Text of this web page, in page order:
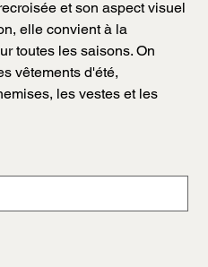
et son aspect visuel
elle convient à la
toutes les saisons. On
vêtements d'été,
les vestes et les